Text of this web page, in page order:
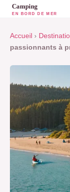
Accueil ›
passionnants à